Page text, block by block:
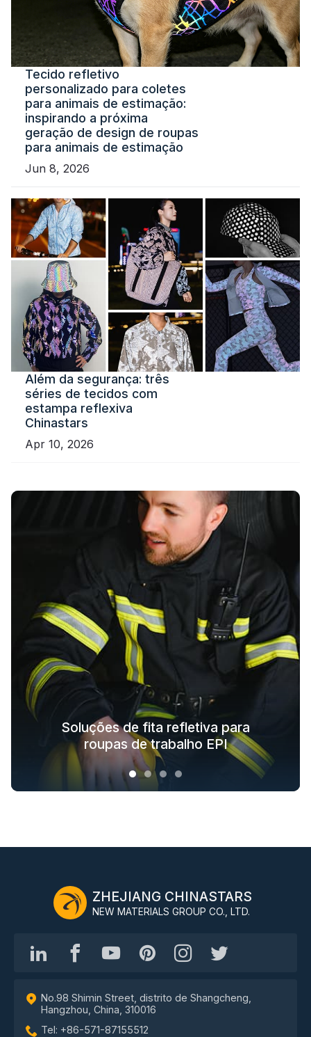
Tecido refletivo
personalizado para coletes
para animais de estimação:
inspirando a próxima
geração de design de roupas
para animais de estimação
Jun 8, 2026
Além da segurança: três
séries de tecidos com
estampa reflexiva
Chinastars
Apr 10, 2026
Soluções de fita refletiva para
roupas de trabalho EPI
Soluções têxteis reflexivas para
roupas de moda ao ar livre
Soluções de tecido que brilha no
escuro para agasalhos
Soluções de roupas de segurança
para toda a cadeia da indústria
ZHEJIANG CHINASTARS
NEW MATERIALS GROUP CO., LTD.
No.98 Shimin Street, distrito de Shangcheng,
Hangzhou, China, 310016
Tel: +86-571-87155512